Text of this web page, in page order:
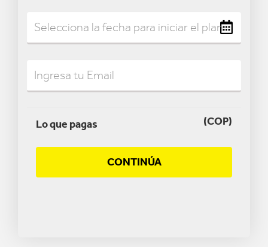
Lo que pagas (COP)
CONTINÚA